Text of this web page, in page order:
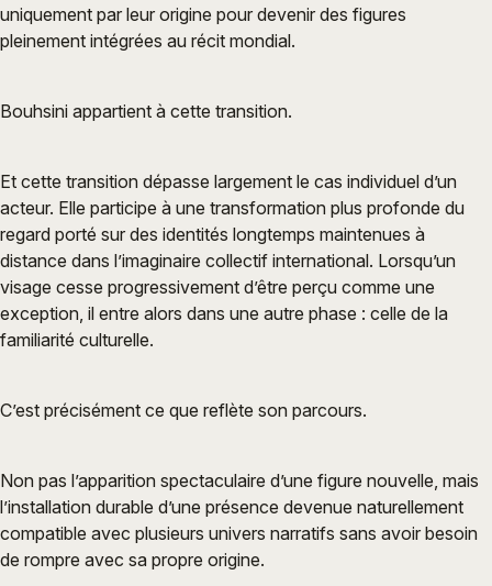
uniquement par leur origine pour devenir des figures
pleinement intégrées au récit mondial.
Bouhsini appartient à cette transition.
Et cette transition dépasse largement le cas individuel d’un
acteur. Elle participe à une transformation plus profonde du
regard porté sur des identités longtemps maintenues à
distance dans l’imaginaire collectif international. Lorsqu’un
visage cesse progressivement d’être perçu comme une
exception, il entre alors dans une autre phase : celle de la
familiarité culturelle.
C’est précisément ce que reflète son parcours.
Non pas l’apparition spectaculaire d’une figure nouvelle, mais
l’installation durable d’une présence devenue naturellement
compatible avec plusieurs univers narratifs sans avoir besoin
de rompre avec sa propre origine.